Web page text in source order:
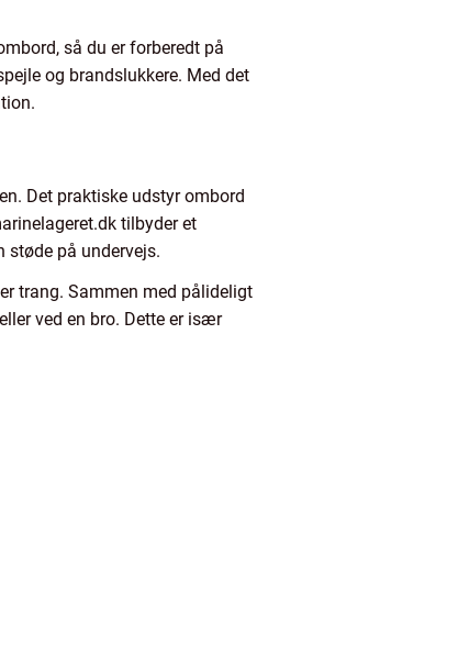
så du er forberedt på
og brandslukkere. Med det
Det praktiske udstyr ombord
tilbyder et
støde på undervejs.
trang. Sammen med pålideligt
ved en bro. Dette er især